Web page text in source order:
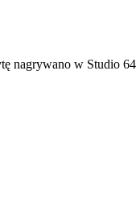
nagrywano w Studio